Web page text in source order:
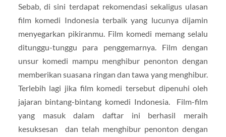
Sebab, di sini terdapat rekomendasi sekaligus ulasan
film komedi Indonesia terbaik yang lucunya dijamin
menyegarkan pikiranmu. Film komedi memang selalu
ditunggu-tunggu para penggemarnya. Film dengan
unsur komedi mampu menghibur penonton dengan
memberikan suasana ringan dan tawa yang menghibur.
Terlebih lagi jika film komedi tersebut dipenuhi oleh
jajaran bintang-bintang komedi Indonesia. Film-film
yang masuk dalam daftar ini berhasil meraih
kesuksesan dan telah menghibur penonton dengan